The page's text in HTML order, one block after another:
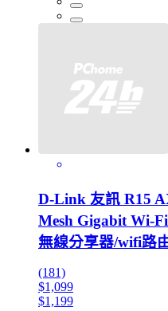
D-Link 友訊 R15
Mesh Gigabit Wi-
無線分享器/wifi路
(181)
$1,099
$1,199